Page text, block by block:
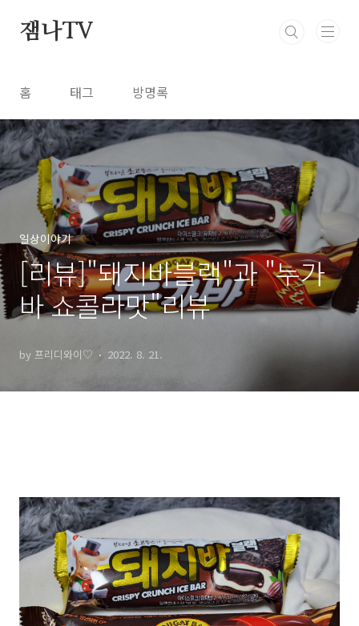
잼나TV
홈 태그 방명록
일상이야기
[리뷰]"돼지바블랙"과 "누가
바 쇼콜라맛"리뷰
by 프리디와이♡ 2022. 8. 21.